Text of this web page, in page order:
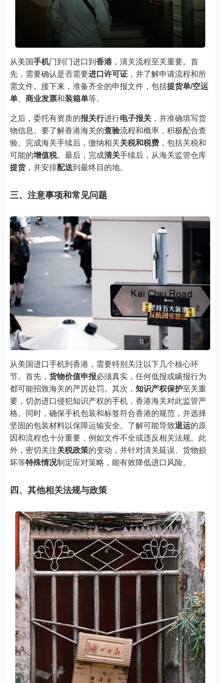
从美国手机门到门进口到香港，清关流程至关重要。首
先，需要确认是否需要进口许可证 ，并了解申请流程和所
需文件。接下来，准备齐全的申报文件，包括提货单/空运
单、 商业发票和装箱单等。
之后，委托有资质的报关行进行电子报关 ，并准确填写货
物信息。要了解香港海关的查验流程和概率，积极配合查
验。完成海关手续后，缴纳相关关税和税费 ，包括关税和
可能的增值税。最后，完成清关手续后，从海关监管仓库
提货，并安排配送到最终目的地。
三、注意事项和常见问题
从美国进口手机到香港，需要特别关注以下几个核心环
节。首先， 货物价值申报必须真实，任何低报或瞒报行为
都可能招致海关的严厉处罚。其次， 知识产权保护至关重
要，切勿进口侵犯知识产权的手机，香港海关对此监管严
格。同时，确保手机包装和标签符合香港的规范，并选择
坚固的包装材料以保障运输安全。了解可能导致退运的原
因和流程也十分重要，例如文件不全或违反相关法规。此
外，密切关注关税政策的变动，并针对清关延误、货物损
坏等特殊情况制定应对策略，能有效降低进口风险。
四、其他相关法规与政策